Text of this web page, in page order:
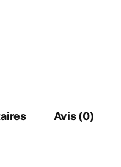
Avis (0)